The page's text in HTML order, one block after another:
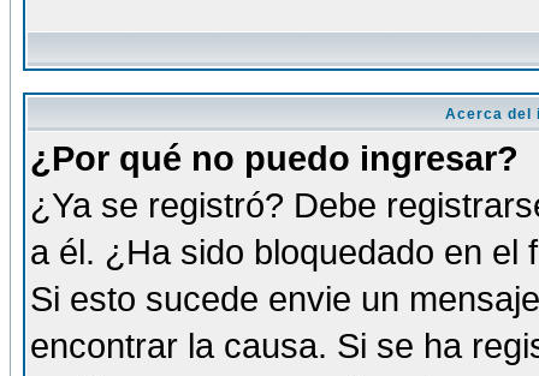
Acerca del
¿Por qué no puedo ingresar?
¿Ya se registró? Debe
a él. ¿Ha sido bloquedado en
Si esto sucede envie un
encontrar la causa. Si se ha